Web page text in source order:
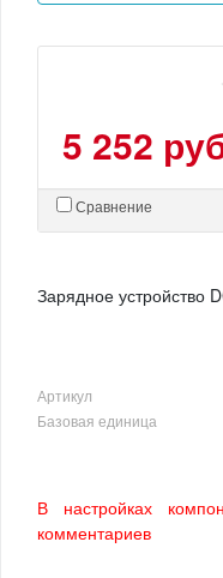
5 252
Сравнение
Зарядное устройство
Артикул
Базовая единица
В настройках
комментариев